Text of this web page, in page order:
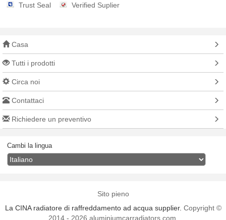
Trust Seal
Verified Suplier
Casa
Tutti i prodotti
Circa noi
Contattaci
Richiedere un preventivo
Cambi la lingua
Sito pieno
La CINA radiatore di raffreddamento ad acqua supplier. Copyright ©
2014 - 2026 aluminiumcarradiators.com.